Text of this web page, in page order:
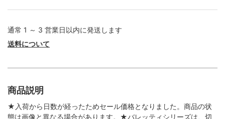
通常 1 ～ 3 営業日以内に発送します
送料について
商品説明
★入荷から日数が経ったためセール価格となりました。商品の状
態は画像と異なる場合があります。★バレッティシリーズは、切